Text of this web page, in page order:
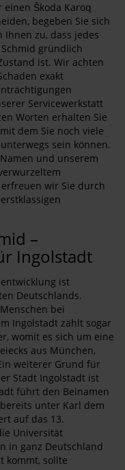
Škoda Karoq
begeben Sie sich
zu, dass jedes
gründlich
ist. Wir achten
exakt
Servicewerkstatt
Worten erhalten Sie
dem Sie noch viele
sein können.
und unserem
wir Sie durch
–
Ingolstadt
ist
Deutschlands.
bei
Ingolstadt zählt sogar
womit es sich um eine
aus München,
weiterer Grund für
Stadt Ingolstadt ist
führt den Beinamen
unter Karl dem
auf das 13.
Universität
in ganz Deutschland
kommt, sollte